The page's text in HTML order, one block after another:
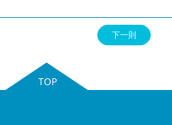
下一則
TOP